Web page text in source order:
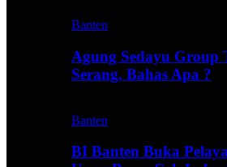
Banten
Agung Sedayu Group
Serang, Bahas Apa ?
Banten
BI Banten Buka